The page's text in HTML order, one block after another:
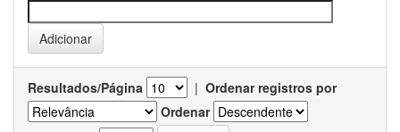
Resultados/Página | Ordenar registros por
Ordenar